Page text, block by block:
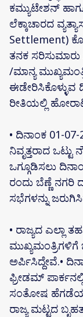
ಕಮ್ಯುಟೇಶನ್
ಲೆಕ್ಕಾಚಾರದ
Settlement)
ತನಕ
/ಮಾನ್ಯ
ರೀತಿಯಲ್ಲಿ
• ದಿನಾಂಕ 01-
ನಿವೃತ್ತರಾದ
ಒಗ್ಗೂಡಿಸಲು
ರಂದು ಬೆಣ್ಣೆ ನಗರಿ
ಸಭೆಗಳನ್ನು
• ರಾಜ್ಯದ ಎಲ್ಲಾ
ಅರ್ಪಿಸಿದ್ದೇವೆ.•
ಫ್ರೀಡಮ್
ಸಂತೋಷ
ರಾಜ್ಯ ಮಟ್ಟದ